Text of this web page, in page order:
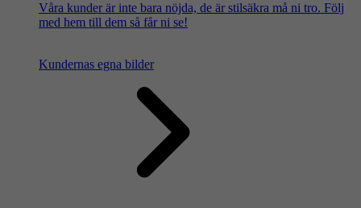
Våra kunder är inte bara nöjda, de är stilsäkra må ni tro. Följ
med hem till dem så får ni se!
Kundernas egna bilder